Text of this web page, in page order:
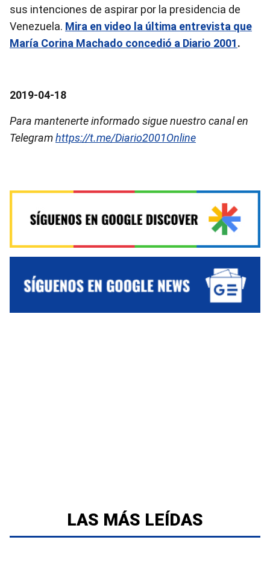
sus intenciones de aspirar por la presidencia de
Venezuela. Mira en video la última entrevista que
María Corina Machado concedió a Diario 2001.
2019-04-18
Para mantenerte informado sigue nuestro canal en
Telegramhttps://t.me/Diario2001Online
LAS MÁS LEÍDAS